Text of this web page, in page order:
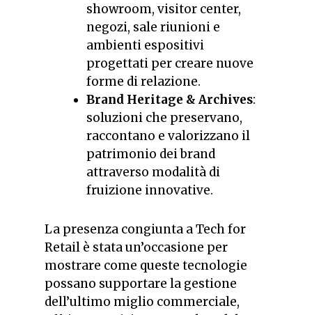
showroom, visitor center,
negozi, sale riunioni e
ambienti espositivi
progettati per creare nuove
forme di relazione.
Brand Heritage & Archives:
soluzioni che preservano,
raccontano e valorizzano il
patrimonio dei brand
attraverso modalità di
fruizione innovative.
La presenza congiunta a Tech for
Retail è stata un’occasione per
mostrare come queste tecnologie
possano supportare la gestione
dell’ultimo miglio commerciale,